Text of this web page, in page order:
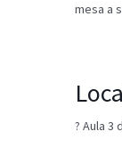
mesa a
? Aula 3